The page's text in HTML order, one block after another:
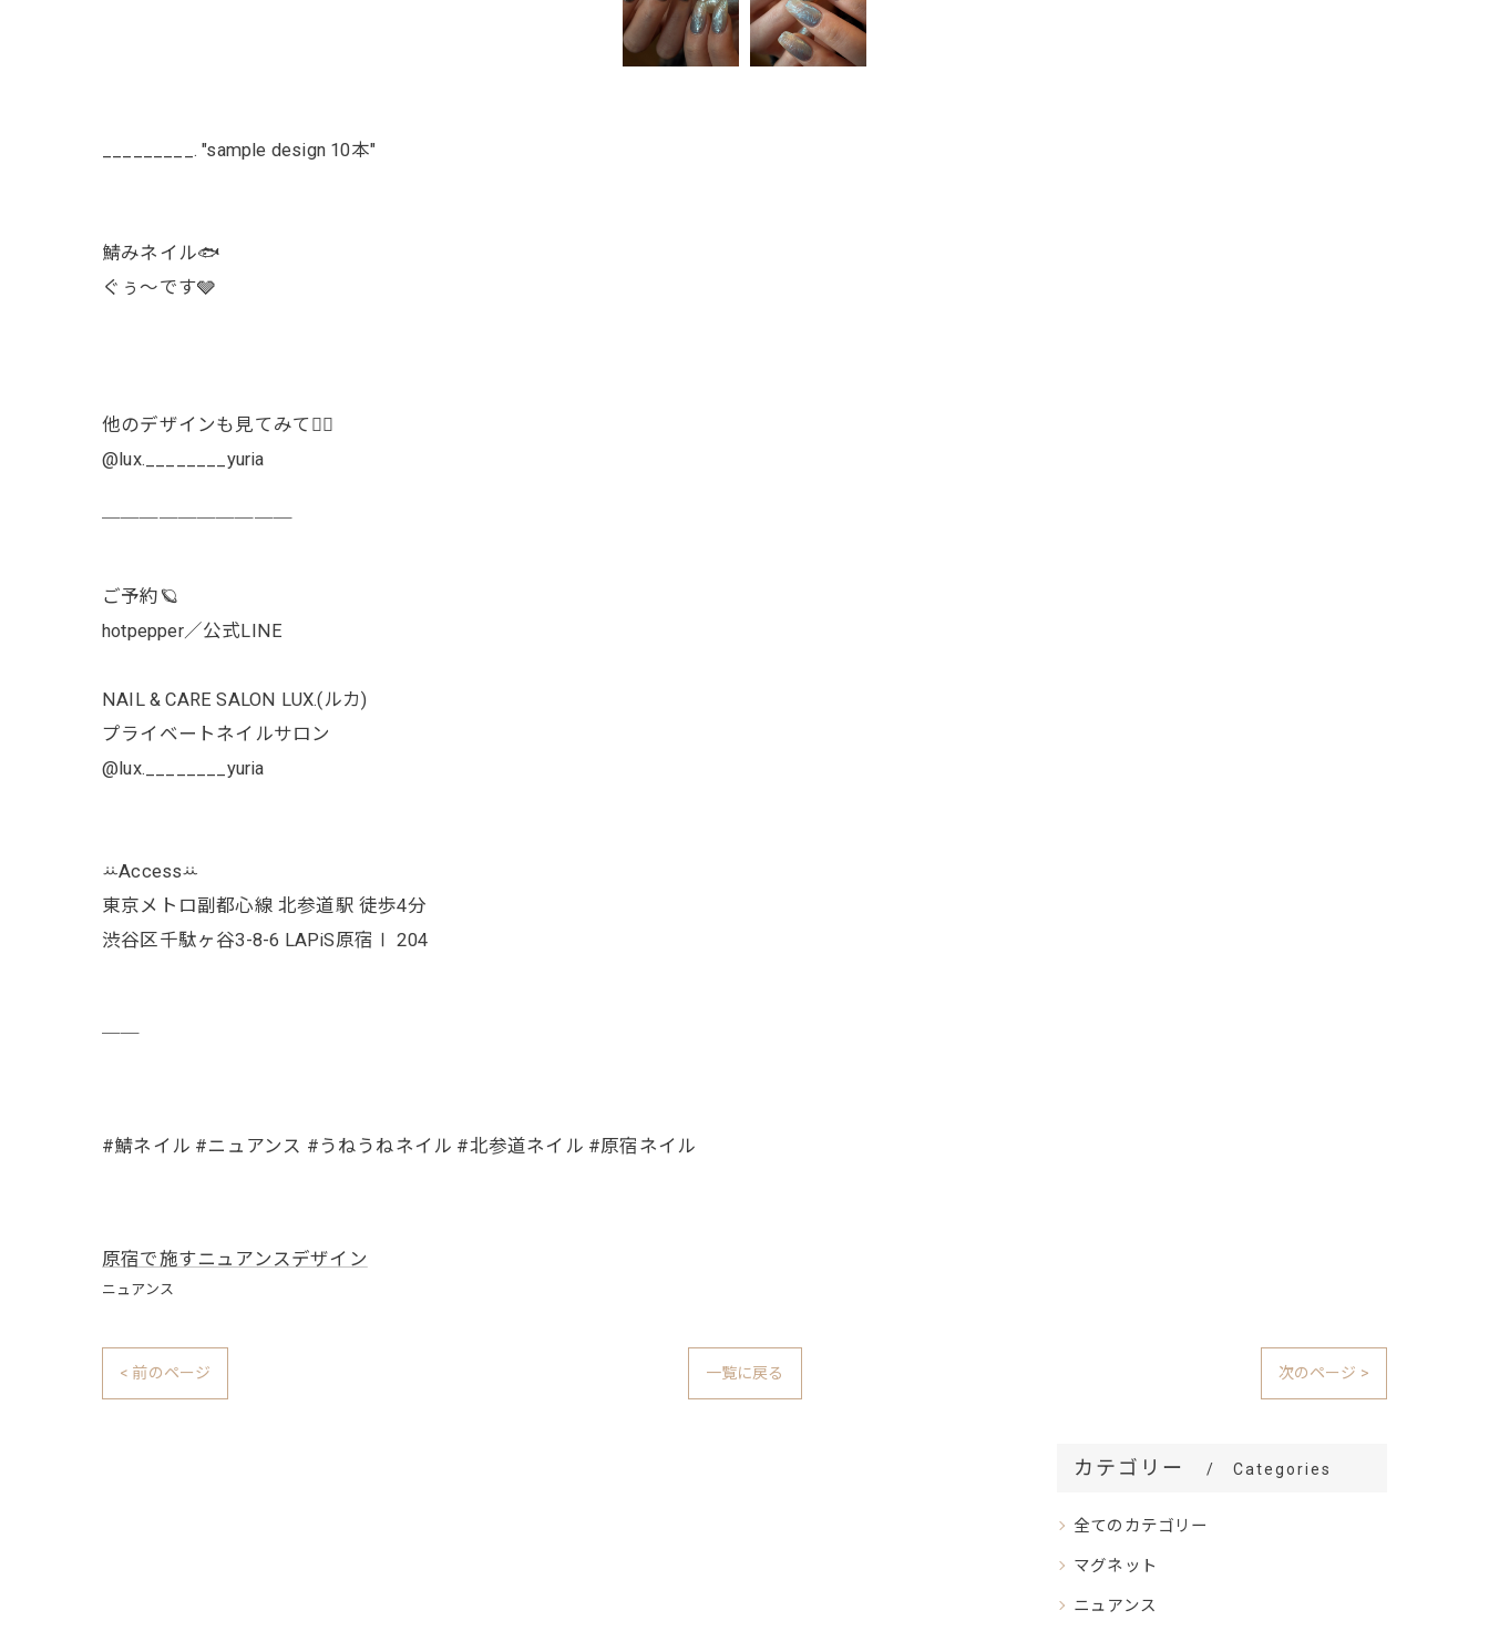
_________. "sample design 10本"
鯖みネイル🐟
ぐぅ〜です🩶
他のデザインも見てみて👯‍♀️
@lux.________yuria
ご予約🪐
hotpepper／公式LINE
NAIL & CARE SALON LUX.(ルカ)
プライベートネイルサロン
@lux.________yuria
ꕁAccessꕁ
東京メトロ副都心線 北参道駅 徒歩4分
渋谷区千駄ヶ谷3-8-6 LAPiS原宿Ⅰ 204
#鯖ネイル #ニュアンス #うねうねネイル #北参道ネイル #原宿ネイル
原宿で施すニュアンスデザイン
ニュアンス
< 前のページ 一覧に戻る 次のページ >
カテゴリー Categories
全てのカテゴリー
マグネット
ニュアンス